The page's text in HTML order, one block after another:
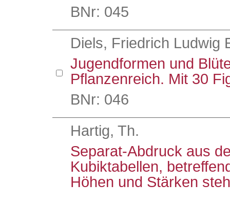
BNr: 045
Diels, Friedrich Ludwig
Jugendformen und
Pflanzenreich. Mit 30
BNr: 046
Hartig, Th.
Separat-Abdruck aus
Kubiktabellen,
Höhen und Stärken